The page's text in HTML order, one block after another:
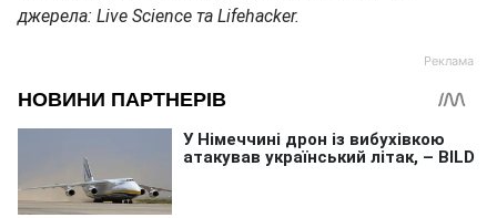
джерела: Live Science та Lifehacker.